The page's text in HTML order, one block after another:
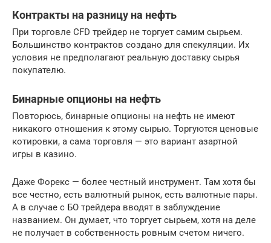
Контракты на разницу на нефть
При торговле CFD трейдер не торгует самим сырьем.
Большинство контрактов создано для спекуляции. Их
условия не предполагают реальную доставку сырья
покупателю.
Бинарные опционы на нефть
Повторюсь, бинарные опционы на нефть не имеют
никакого отношения к этому сырью. Торгуются ценовые
котировки, а сама торговля — это вариант азартной
игры в казино.
Даже Форекс — более честный инструмент. Там хотя бы
все честно, есть валютный рынок, есть валютные пары.
А в случае с БО трейдера вводят в заблуждение
названием. Он думает, что торгует сырьем, хотя на деле
не получает в собственность ровным счетом ничего.